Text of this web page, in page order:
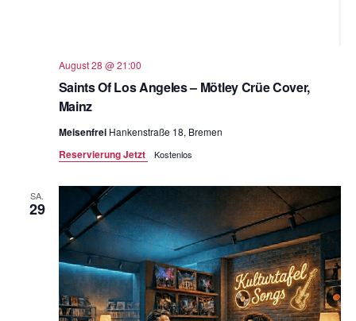
Saints Of Los Angeles – Mötley Crüe Cover,
Mainz
August 28 @ 21:00
Meisenfrei Hankenstraße 18, Bremen
Reservierung Jetzt Kostenlos
SA.
29